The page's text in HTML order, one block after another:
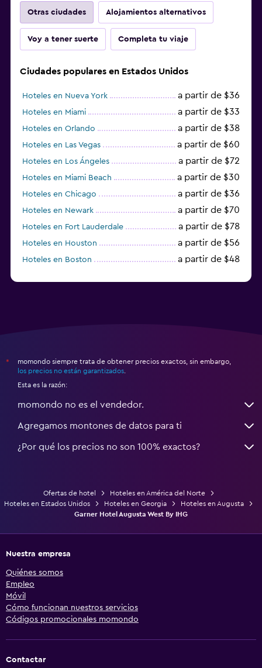
Otras ciudades Alojamientos alternativos
Voy a tener suerte Completa tu viaje
Ciudades populares en Estados Unidos
Hoteles en Nueva York a partir de $36
Hoteles en Miami a partir de $33
Hoteles en Orlando a partir de $38
Hoteles en Las Vegas a partir de $60
Hoteles en Los Ángeles a partir de $72
Hoteles en Miami Beach a partir de $30
Hoteles en Chicago a partir de $36
Hoteles en Newark a partir de $70
Hoteles en Fort Lauderdale a partir de $78
Hoteles en Houston a partir de $56
Hoteles en Boston a partir de $48
*
momondo siempre trata de obtener precios exactos, sin embargo,
los precios no están garantizados
Esta es la razón:
momondo no es el vendedor.
Agregamos montones de datos para ti
¿Por qué los precios no son 100% exactos?
Ofertas de hotel
Hoteles en América del Norte
Hoteles en Estados Unidos
Hoteles en Georgia
Hoteles en Augusta
Garner Hotel Augusta West By IHG
Nuestra empresa
Quiénes somos
Empleo
Móvil
Cómo funcionan nuestros servicios
Códigos promocionales momondo
Contactar